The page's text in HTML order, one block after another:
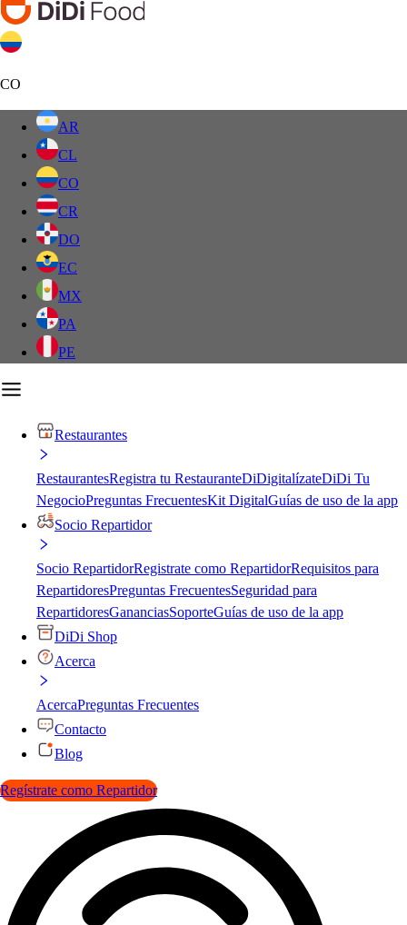
CO
AR
CL
CO
CR
DO
EC
MX
PA
PE
Restaurantes
RestaurantesRegistra tu RestauranteDiDigitalízateDiDi Tu
NegocioPreguntas FrecuentesKit DigitalGuías de uso de la app
Socio Repartidor
Socio RepartidorRegistrate como RepartidorRequisitos para
RepartidoresPreguntas FrecuentesSeguridad para
RepartidoresGananciasSoporteGuías de uso de la app
DiDi Shop
Acerca
AcercaPreguntas Frecuentes
Contacto
Blog
Regístrate como Repartidor